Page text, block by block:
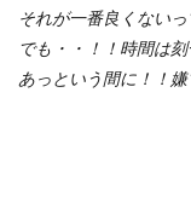
それが一番良くないっ
でも・・！！時間は
あっという間に！！